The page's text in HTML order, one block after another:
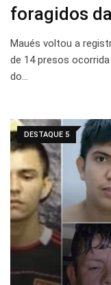
foragidos
Maués voltou a
de 14 presos
do…
DESTAQUE 5